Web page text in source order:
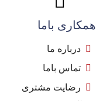
همکاری باما
درباره ما
تماس باما
رضایت مشتری